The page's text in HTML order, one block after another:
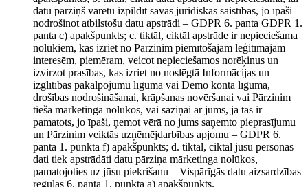
datu pārziņš varētu izpildīt savas juridiskās saistības, jo īpaši
nodrošinot atbilstošu datu apstrādi – GDPR 6. panta GDPR 1.
panta c) apakšpunkts; c. tiktāl, ciktāl apstrāde ir nepieciešama
nolūkiem, kas izriet no Pārzinim piemītošajām leģitīmajām
interesēm, piemēram, veicot nepieciešamos norēķinus un
izvirzot prasības, kas izriet no noslēgtā Informācijas un
izglītības pakalpojumu līguma vai Demo konta līguma,
drošības nodrošināšanai, krāpšanas novēršanai vai Pārzinim
tiešā mārketinga nolūkos, vai saziņai ar jums, ja tas ir
pamatots, jo īpaši, ņemot vērā no jums saņemto pieprasījumu
un Pārzinim veiktās uzņēmējdarbības apjomu – GDPR 6.
panta 1. punkta f) apakšpunkts; d. tiktāl, ciktāl jūsu personas
dati tiek apstrādāti datu pārziņa mārketinga nolūkos,
pamatojoties uz jūsu piekrišanu – Vispārīgās datu aizsardzības
regulas 6. panta 1. punkta a) apakšpunkts.